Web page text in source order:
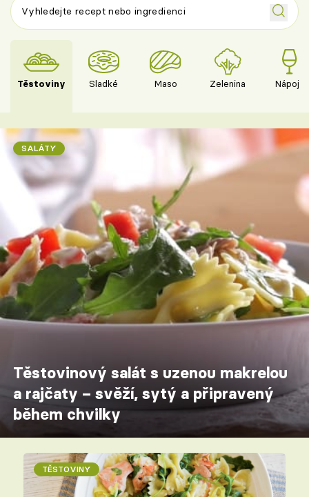
Těstoviny Sladké Maso Zelenina Nápoje
SALÁTY
Těstovinový salát s uzenou makrelou
a rajčaty – svěží, sytý a připravený
během chvilky
TĚSTOVINY